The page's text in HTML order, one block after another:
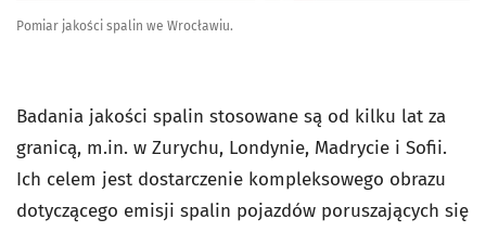
Pomiar jakości spalin we Wrocławiu.
Badania jakości spalin stosowane są od kilku lat za
granicą, m.in. w Zurychu, Londynie, Madrycie i Sofii.
Ich celem jest dostarczenie kompleksowego obrazu
dotyczącego emisji spalin pojazdów poruszających się